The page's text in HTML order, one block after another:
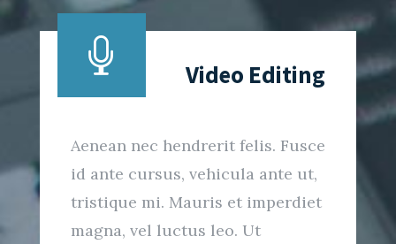
 Video Editing
Aenean nec hendrerit felis. Fusce
id ante cursus, vehicula ante ut,
tristique mi. Mauris et imperdiet
magna, vel luctus leo. Ut